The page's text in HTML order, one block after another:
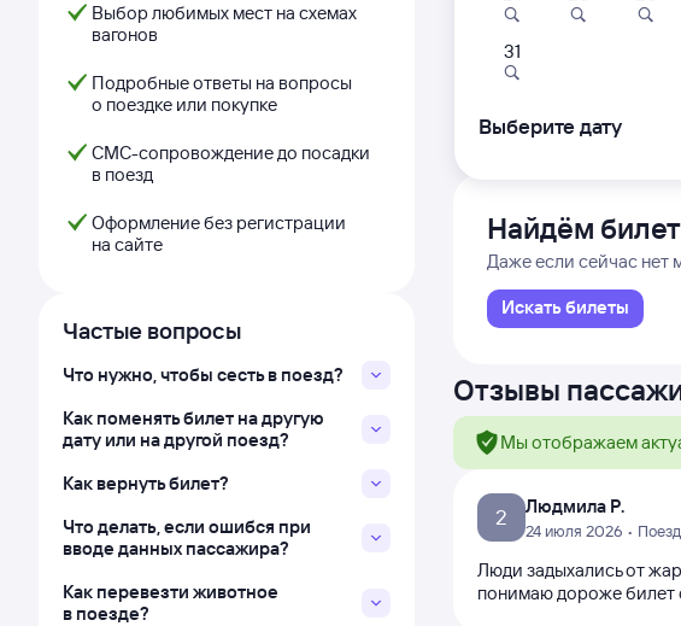
Выбор любимых мест на схемах
вагонов
Подробные ответы на вопросы
о поездке или покупке
СМС-сопровождение до посадки
в поезд
Оформление без регистрации
на сайте
Частые вопросы
Что нужно, чтобы сесть в поезд?
Как поменять билет на другую
дату или на другой поезд?
Как вернуть билет?
Что делать, если ошибся при
вводе данных пассажира?
Как перевезти животное
в поезде?
Ангарск
из Иркутска Пасс.
Дни следования
Найдём
Даже если сейчас нет
Искать билеты
Отзывы
Мы отображаем
2 Людмила Р.
24 июля 2026 •
Люди задыхались от
понимаю дороже билет
31
Выберите дату